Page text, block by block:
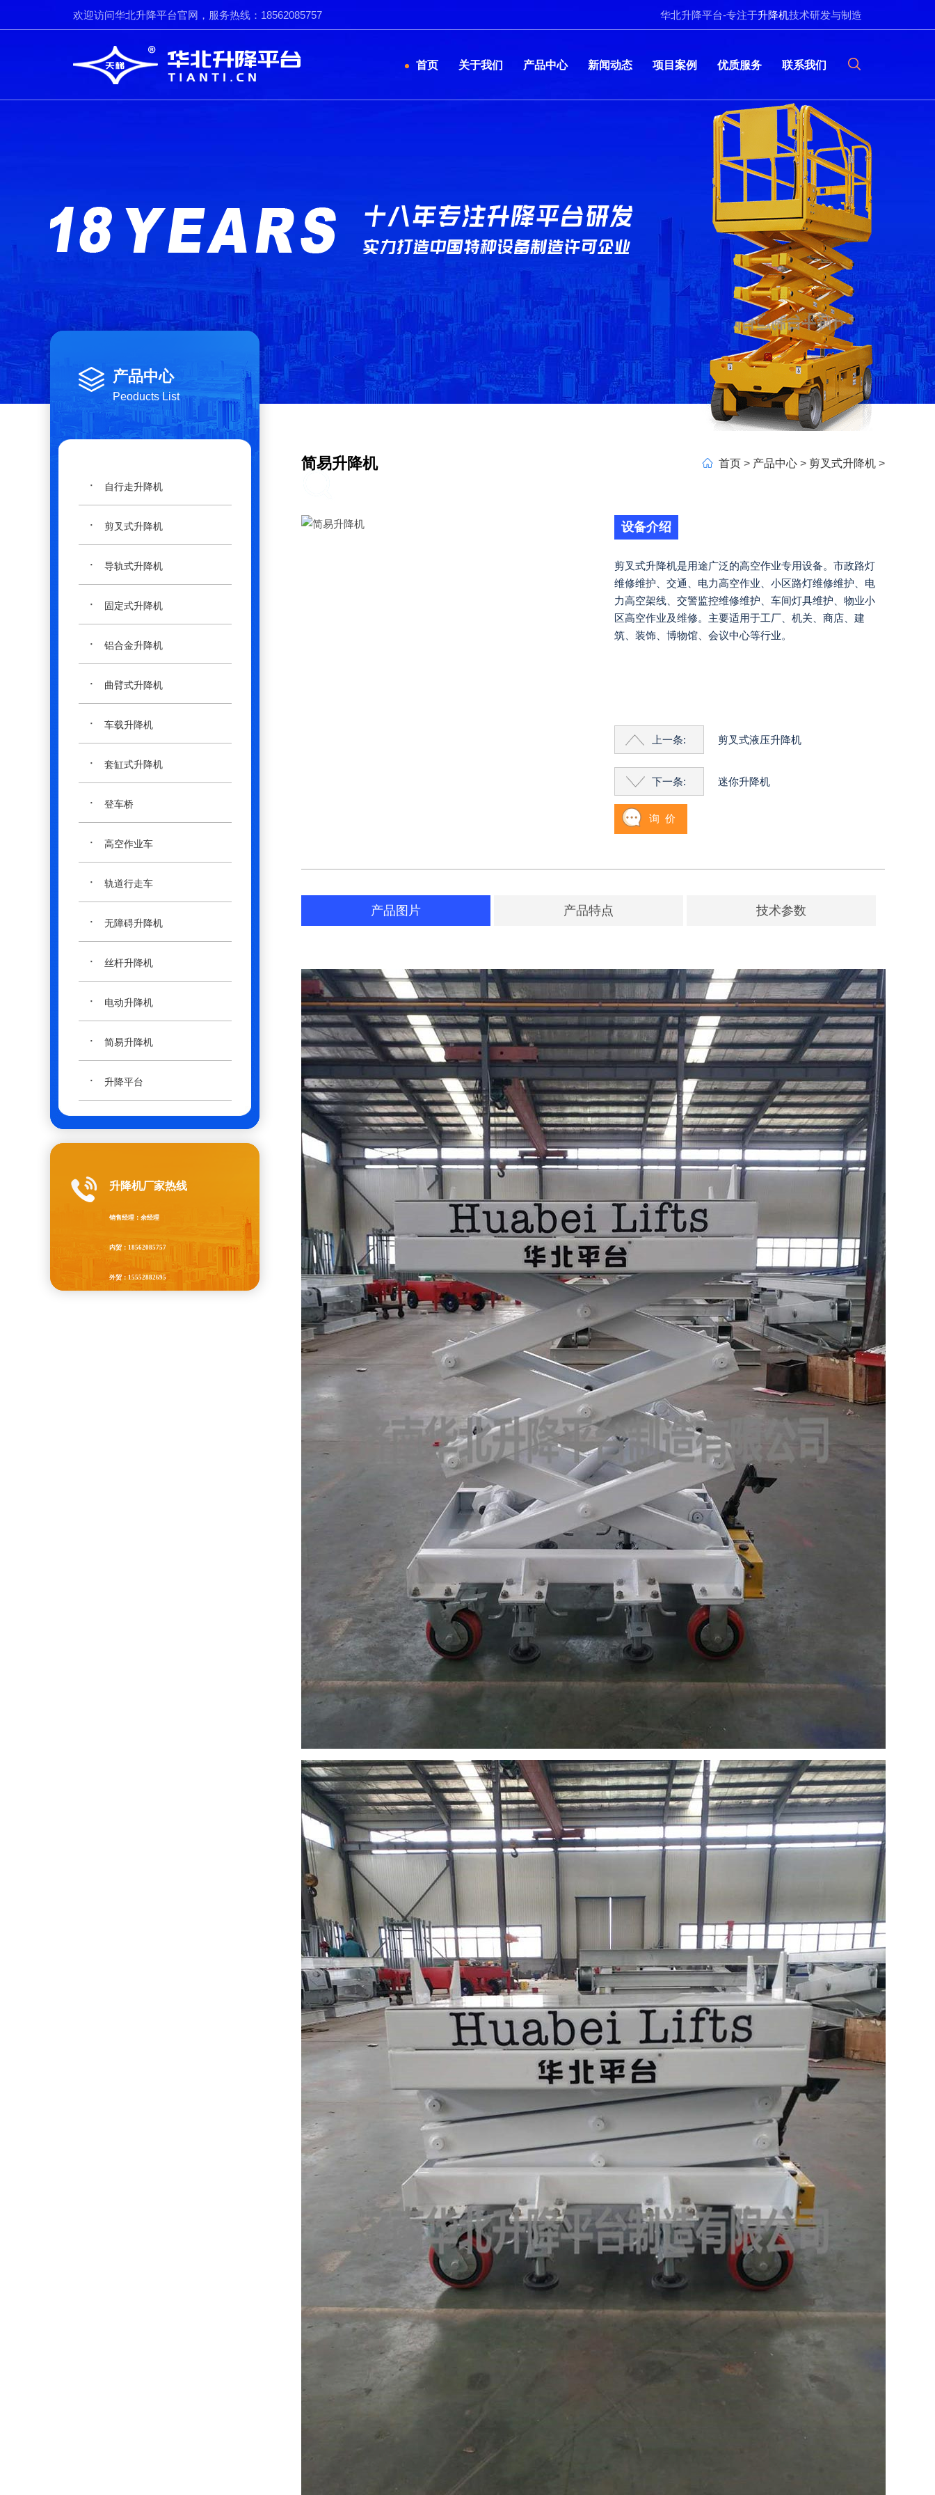
欢迎访问华北升降平台官网，服务热线：18562085757 华北升降平台-专注于升降机技术研发与制造
首页 关于我们 产品中心 新闻动态 项目案例 优质服务 联系我们
产品中心
Peoducts List
· 自行走升降机
· 剪叉式升降机
· 导轨式升降机
· 固定式升降机
· 铝合金升降机
· 曲臂式升降机
· 车载升降机
· 套缸式升降机
· 登车桥
· 高空作业车
· 轨道行走车
· 无障碍升降机
· 丝杆升降机
· 电动升降机
· 简易升降机
· 升降平台
升降机厂家热线
销售经理：余经理
内贸：18562085757
外贸：15552882695
简易升降机 首页 > 产品中心 > 剪叉式升降机 >
设备介绍
剪叉式升降机是用途广泛的高空作业专用设备。市政路灯
维修维护、交通、电力高空作业、小区路灯维修维护、电
力高空架线、交警监控维修维护、车间灯具维护、物业小
区高空作业及维修。主要适用于工厂、机关、商店、建
筑、装饰、博物馆、会议中心等行业。
上一条: 剪叉式液压升降机
下一条: 迷你升降机
询 价
产品图片 产品特点 技术参数